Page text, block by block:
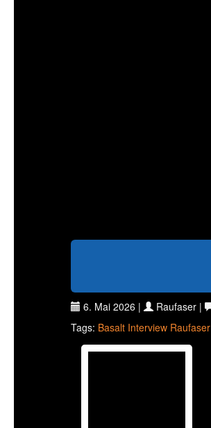
6. Mai 2026 | Raufaser |
Tags: Basalt Interview Raufaser